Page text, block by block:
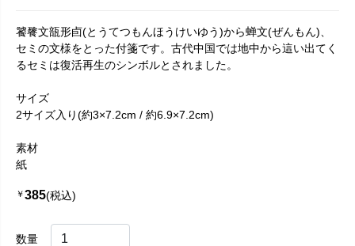
饕餮文瓿形卣(とうてつもんほうけいゆう)から蝉文(ぜんもん)、
セミの文様をとった付箋です。古代中国では地中から這い出てく
るセミは復活再生のシンボルとされました。
サイズ
2サイズ入り(約3×7.2cm / 約6.9×7.2cm)
素材
紙
￥385(税込)
数量